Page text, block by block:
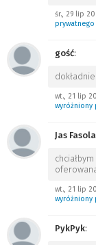
śr., 29 lip
gość:
dokładnie
wt., 21 lip
wyróżniony
Jas Fasola
wt., 21 lip
wyróżniony
PykPyk: